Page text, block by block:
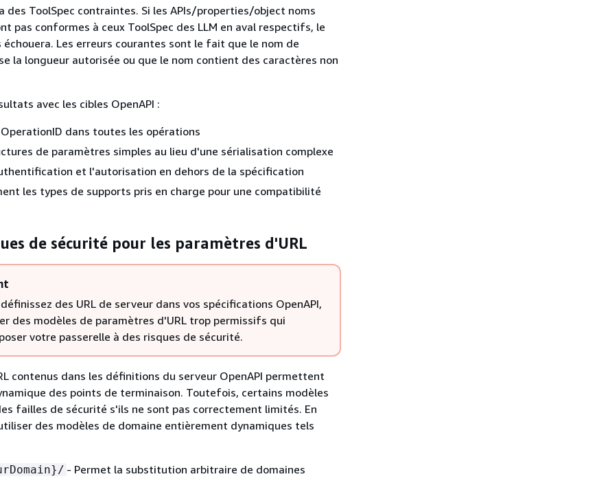
des ToolSpec contraintes. Si les APIs/properties/object noms
pas conformes à ceux ToolSpec des LLM en aval respectifs, le
échouera. Les erreurs courantes sont le fait que le nom de
la longueur autorisée ou que le nom contient des caractères non
avec les cibles OpenAPI :
dans toutes les opérations
de paramètres simples au lieu d'une sérialisation complexe
et l'autorisation en dehors de la spécification
les types de supports pris en charge pour une compatibilité
de sécurité pour les paramètres d'URL
des URL de serveur dans vos spécifications OpenAPI,
des modèles de paramètres d'URL trop permissifs qui
votre passerelle à des risques de sécurité.
contenus dans les définitions du serveur OpenAPI permettent
des points de terminaison. Toutefois, certains modèles
failles de sécurité s'ils ne sont pas correctement limités. En
des modèles de domaine entièrement dynamiques tels
- Permet la substitution arbitraire de domaines